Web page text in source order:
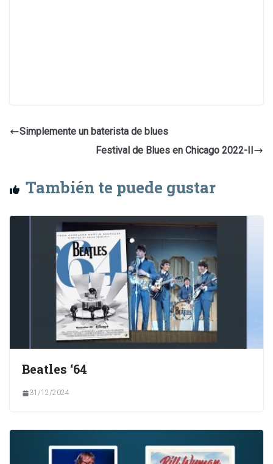
Simplemente un baterista de blues
Festival de Blues en Chicago 2022-II
También te puede gustar
Beatles ‘64
31/12/2024